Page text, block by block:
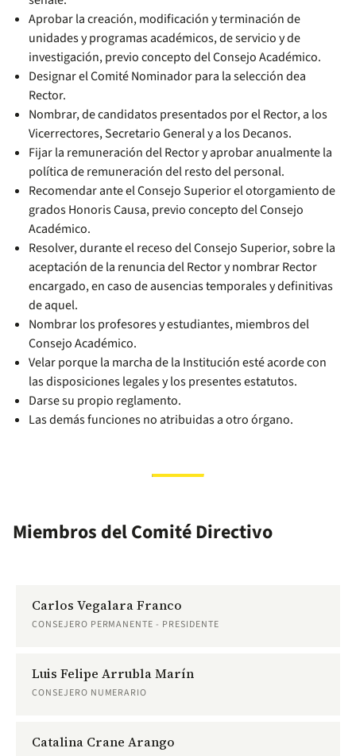
Aprobar la creación, modificación y terminación de
unidades y programas académicos, de servicio y de
investigación, previo concepto del Consejo Académico.
Designar el Comité Nominador para la selección dea
Rector.
Nombrar, de candidatos presentados por el Rector, a los
Vicerrectores, Secretario General y a los Decanos.
Fijar la remuneración del Rector y aprobar anualmente la
política de remuneración del resto del personal.
Recomendar ante el Consejo Superior el otorgamiento de
grados Honoris Causa, previo concepto del Consejo
Académico.
Resolver, durante el receso del Consejo Superior, sobre la
aceptación de la renuncia del Rector y nombrar Rector
encargado, en caso de ausencias temporales y definitivas
de aquel.
Nombrar los profesores y estudiantes, miembros del
Consejo Académico.
Velar porque la marcha de la Institución esté acorde con
las disposiciones legales y los presentes estatutos.
Darse su propio reglamento.
Las demás funciones no atribuidas a otro órgano.
Miembros del Comité Directivo
Carlos Vegalara Franco
CONSEJERO PERMANENTE - PRESIDENTE
Luis Felipe Arrubla Marín
CONSEJERO NUMERARIO
Catalina Crane Arango